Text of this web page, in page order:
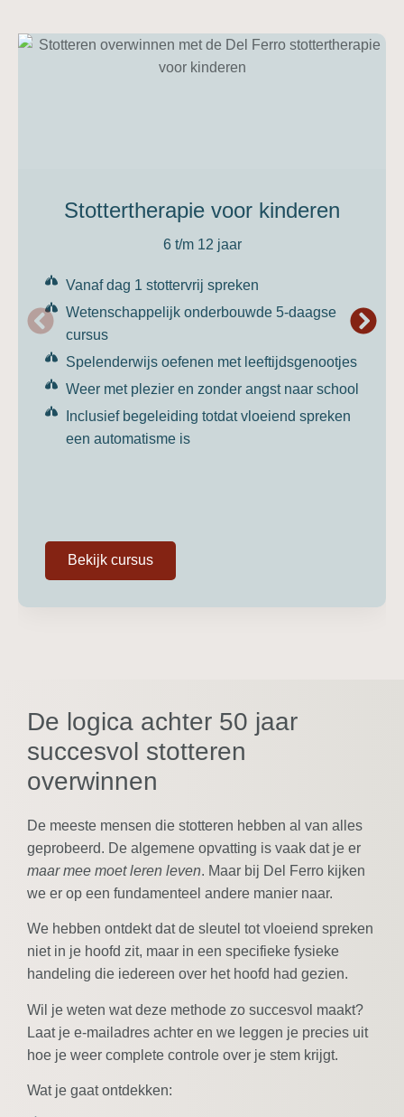
Stottertherapie voor kinderen
6 t/m 12 jaar
Vanaf dag 1 stottervrij spreken
Wetenschappelijk onderbouwde 5-daagse
cursus
Spelenderwijs oefenen met leeftijdsgenootjes
Weer met plezier en zonder angst naar school
Inclusief begeleiding totdat vloeiend spreken
een automatisme is
Bekijk cursus
De logica achter 50 jaar
succesvol stotteren
overwinnen
De meeste mensen die stotteren hebben al van alles
geprobeerd. De algemene opvatting is vaak dat je er
maar mee moet leren leven. Maar bij Del Ferro kijken
we er op een fundamenteel andere manier naar.
We hebben ontdekt dat de sleutel tot vloeiend spreken
niet in je hoofd zit, maar in een specifieke fysieke
handeling die iedereen over het hoofd had gezien.
Wil je weten wat deze methode zo succesvol maakt?
Laat je e-mailadres achter en we leggen je precies uit
hoe je weer complete controle over je stem krijgt.
Wat je gaat ontdekken: